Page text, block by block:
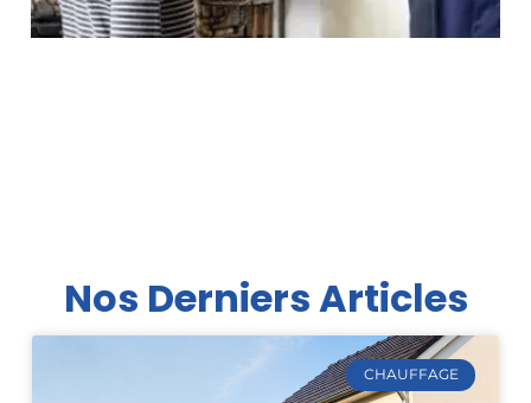
Nos Derniers Articles
CHAUFFAGE